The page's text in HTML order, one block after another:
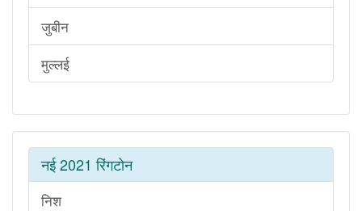
जुबीन
मुल्लई
नई 2021 रिंगटोन
निश